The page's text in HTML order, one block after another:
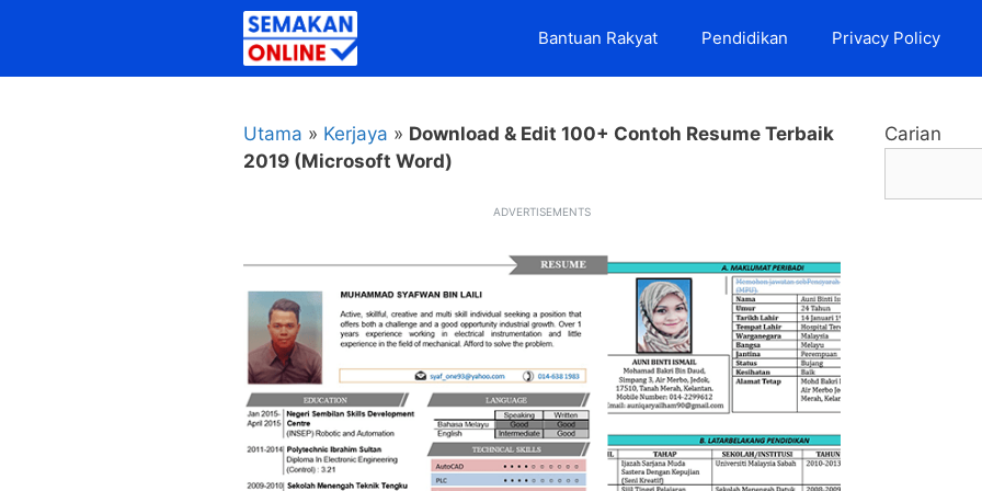
Bantuan Rakyat Pendidikan Privacy Policy
Utama » Kerjaya » Download & Edit 100+ Contoh Resume Terbaik
2019 (Microsoft Word)
ADVERTISEMENTS
Carian